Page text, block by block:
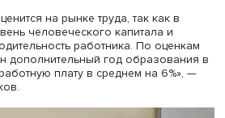
от инвестиций в человеческий
разница в заработках групп с
образования. Например, между
организаций среднего